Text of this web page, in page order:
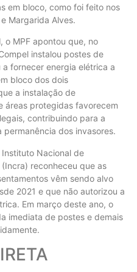
em bloco, como foi feito nos
Margarida Alves.
o MPF apontou que, no
instalou postes de
a fornecer energia elétrica a
bloco dos dois
a instalação de
áreas protegidas favorecem
contribuindo para a
dos invasores.
Instituto Nacional de
reconheceu que as
vêm sendo alvo
2021 e que não autorizou a
Em março deste ano, o
imediata de postes e demais